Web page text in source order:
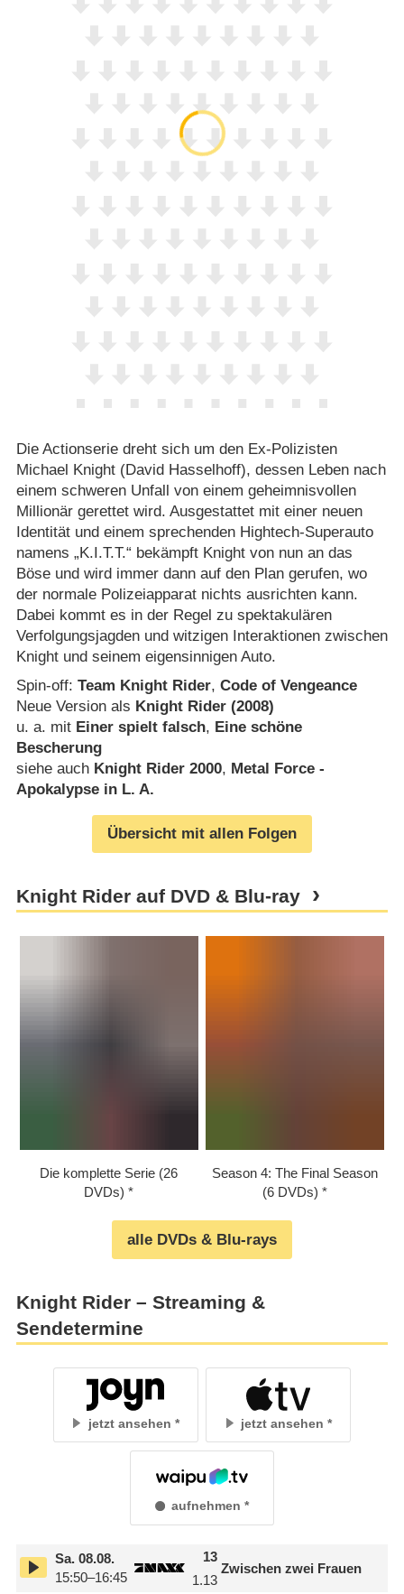
Die Actionserie dreht sich um den Ex-Polizisten
Michael Knight (David Hasselhoff), dessen Leben nach
einem schweren Unfall von einem geheimnisvollen
Millionär gerettet wird. Ausgestattet mit einer neuen
Identität und einem sprechenden Hightech-Superauto
namens „K.I.T.T.“ bekämpft Knight von nun an das
Böse und wird immer dann auf den Plan gerufen, wo
der normale Polizeiapparat nichts ausrichten kann.
Dabei kommt es in der Regel zu spektakulären
Verfolgungsjagden und witzigen Interaktionen zwischen
Knight und seinem eigensinnigen Auto.
Spin-off: Team Knight Rider, Code of Vengeance
Neue Version als Knight Rider (2008)
u. a. mit Einer spielt falsch, Eine schöne
Bescherung
siehe auch Knight Rider 2000, Metal Force -
Apokalypse in L. A.
Übersicht mit allen Folgen
Knight Rider auf DVD & Blu-ray
Die komplette Serie (26
DVDs)
Season 4: The Final Season
(6 DVDs)
alle DVDs & Blu-rays
Knight Rider – Streaming &
Sendetermine
jetzt ansehen jetzt ansehen
aufnehmen
Sa.08.08.
15:50–16:45
13
1.13
Zwischen zwei Frauen